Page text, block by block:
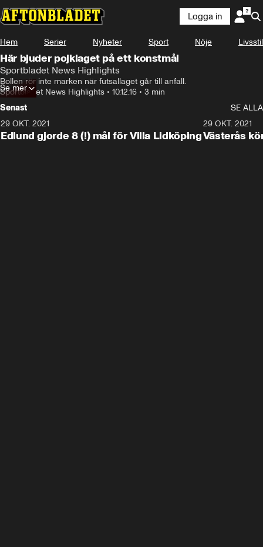
Logga in
Hem Serier Nyheter Sport Nöje Livsstil
Här bjuder pojklaget på ett konstmål
Sportbladet News Highlights
Bollen rör inte marken när futsallaget går till anfall.
Sportbladet News Highlights • 10.12.16 • 3 min
Se mer
Senast
SE ALLA
29 OKT. 2021
Edlund gjorde 8 (!) mål för Villa Lidköping
29 OKT. 2021
Västerås